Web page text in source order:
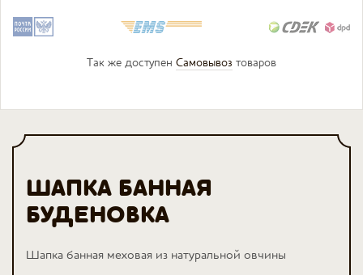
Так же доступен Самовывоз товаров
ШАПКА БАННАЯ
БУДЕНОВКА
Шапка банная меховая из натуральной овчины